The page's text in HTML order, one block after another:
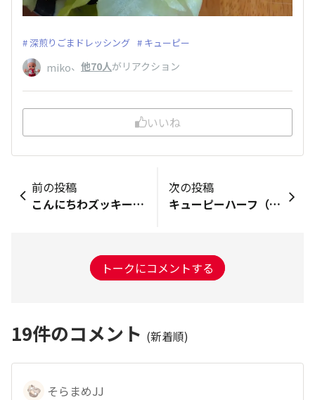
深煎りごまドレッシング キューピー
miko、 他70人がリアクション
いいね
前の投稿
こんにちわズッキーニに切り目を入れてマヨネーズを塗ってトースターで焼くと美味しいですよ
次の投稿
キューピーハーフ（new）の方ががやはり普通のマヨネーズより色が、半分くらい薄いんですねw比べてみました✌️カロリー半分だけど，味は、しっかりしてますよね！✨
トークにコメントする
19件のコメント (新着順)
そらまめJJ